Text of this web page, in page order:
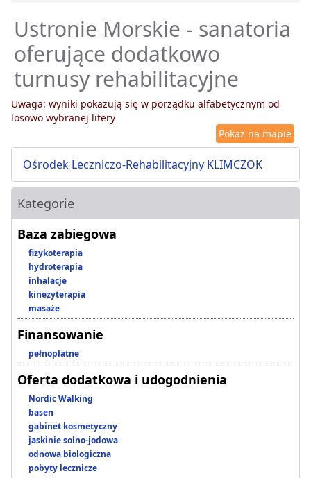
Ustronie Morskie - sanatoria
oferujące dodatkowo
turnusy rehabilitacyjne
Uwaga: wyniki pokazują się w porządku alfabetycznym od
losowo wybranej litery
Pokaż na mapie
Ośrodek Leczniczo-Rehabilitacyjny KLIMCZOK
Kategorie
Baza zabiegowa
fizykoterapia
hydroterapia
inhalacje
kinezyterapia
masaże
Finansowanie
pełnopłatne
Oferta dodatkowa i udogodnienia
Nordic Walking
basen
gabinet kosmetyczny
jaskinie solno-jodowa
odnowa biologiczna
pobyty lecznicze